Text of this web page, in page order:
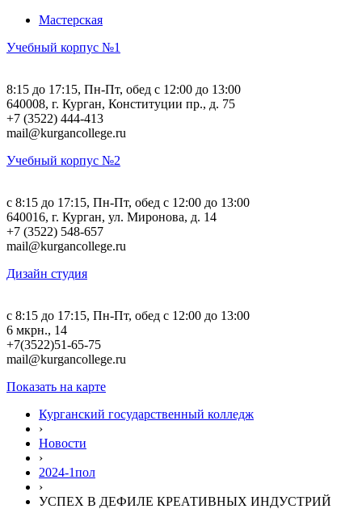
Мастерская
Учебный корпус №1
8:15 до 17:15, Пн-Пт, обед с 12:00 до 13:00
640008, г. Курган, Конституции пр., д. 75
+7 (3522) 444-413
mail@kurgancollege.ru
Учебный корпус №2
c 8:15 до 17:15, Пн-Пт, обед с 12:00 до 13:00
640016, г. Курган, ул. Миронова, д. 14
+7 (3522) 548-657
mail@kurgancollege.ru
Дизайн студия
c 8:15 до 17:15, Пн-Пт, обед с 12:00 до 13:00
6 мкрн., 14
+7(3522)51-65-75
mail@kurgancollege.ru
Показать на карте
Курганский государственный колледж
›
Новости
›
2024-1пол
›
УСПЕХ В ДЕФИЛЕ КРЕАТИВНЫХ ИНДУСТРИЙ